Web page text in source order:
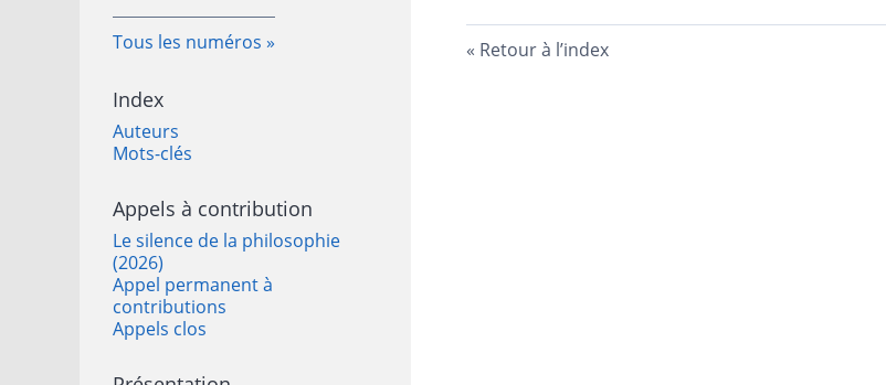
Tous les numéros
Index
Auteurs
Mots-clés
Appels à contribution
Le silence de la philosophie
(2026)
Appel permanent à
contributions
Appels clos
Retour à l’index